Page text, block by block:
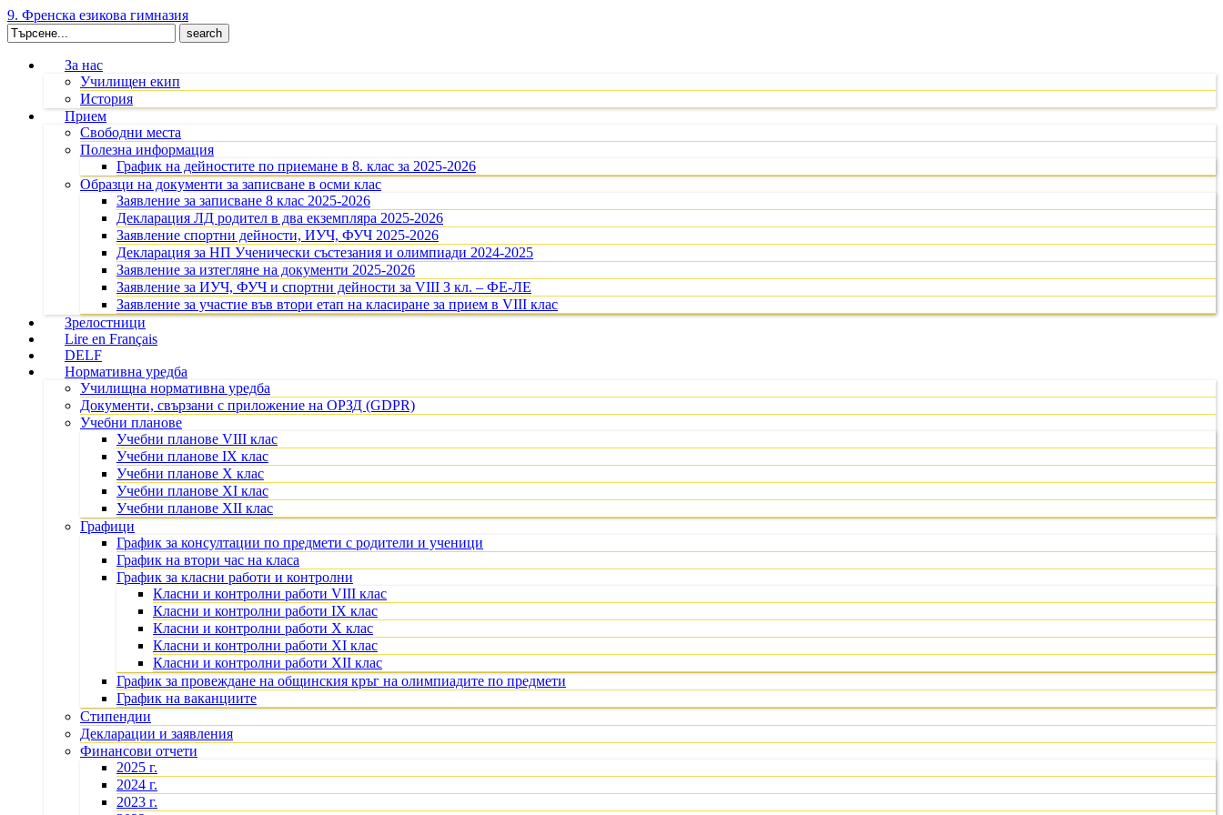
9. Френска езикова гимназия
Search
for:
За нас
Училищен екип
История
Прием
Свободни места
Полезна информация
График на дейностите по приемане в 8. клас за 2025-2026
Образци на документи за записване в осми клас
Заявление за записване 8 клас 2025-2026
Декларация ЛД родител в два екземпляра 2025-2026
Заявление спортни дейности, ИУЧ, ФУЧ 2025-2026
Декларация за НП Ученически състезания и олимпиади 2024-2025
Заявление за изтегляне на документи 2025-2026
Заявление за ИУЧ, ФУЧ и спортни дейности за VIII З кл. – ФЕ-ЛЕ
Заявление за участие във втори етап на класиране за прием в VIII клас
Зрелостници
Lire en Français
DELF
Нормативна уредба
Училищна нормативна уредба
Документи, свързани с приложение на ОРЗД (GDPR)
Учебни планове
Учебни планове VIII клас
Учебни планове IX клас
Учебни планове X клас
Учебни планове XI клас
Учебни планове XII клас
Графици
График за консултации по предмети с родители и ученици
График на втори час на класа
График за класни работи и контролни
Класни и контролни работи VIII клас
Класни и контролни работи IX клас
Класни и контролни работи X клас
Класни и контролни работи XI клас
Класни и контролни работи XII клас
График за провеждане на общинския кръг на олимпиадите по предмети
График на ваканциите
Стипендии
Декларации и заявления
Финансови отчети
2025 г.
2024 г.
2023 г.